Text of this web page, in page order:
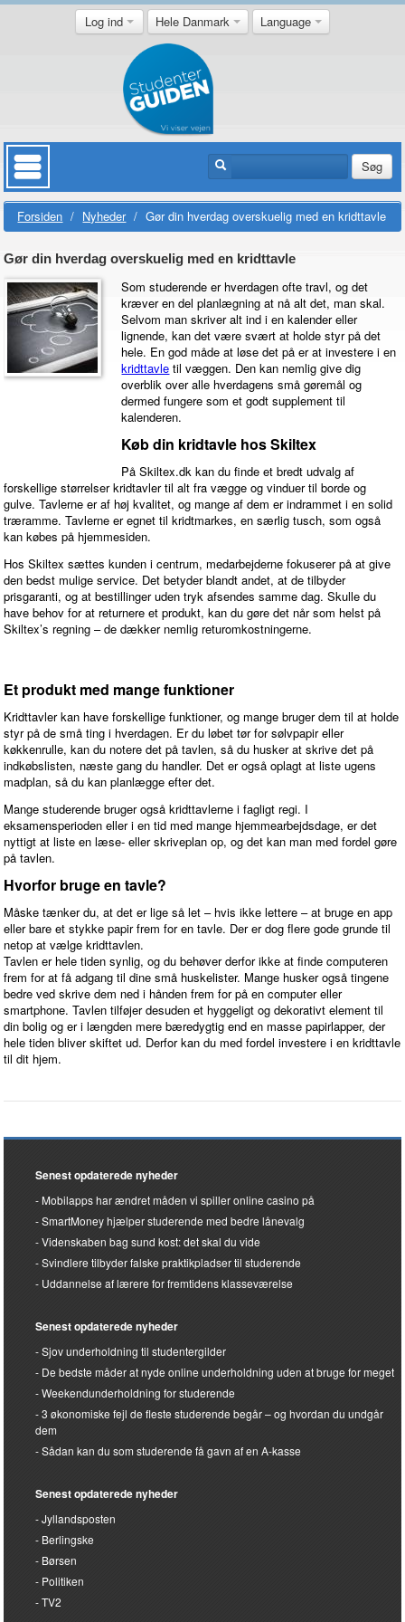
Log ind Hele Danmark Language
Søg
Forsiden / Nyheder / Gør din hverdag overskuelig med en kridttavle
Gør din hverdag overskuelig med en kridttavle
Som studerende er hverdagen ofte travl, og det
kræver en del planlægning at nå alt det, man skal.
Selvom man skriver alt ind i en kalender eller
lignende, kan det være svært at holde styr på det
hele. En god måde at løse det på er at investere i en
kridttavle til væggen. Den kan nemlig give dig
overblik over alle hverdagens små gøremål og
dermed fungere som et godt supplement til
kalenderen.
Køb din kridtavle hos Skiltex
På Skiltex.dk kan du finde et bredt udvalg af
forskellige størrelser kridtavler til alt fra vægge og vinduer til borde og
gulve. Tavlerne er af høj kvalitet, og mange af dem er indrammet i en solid
træramme. Tavlerne er egnet til kridtmarkes, en særlig tusch, som også
kan købes på hjemmesiden.
Hos Skiltex sættes kunden i centrum, medarbejderne fokuserer på at give
den bedst mulige service. Det betyder blandt andet, at de tilbyder
prisgaranti, og at bestillinger uden tryk afsendes samme dag. Skulle du
have behov for at returnere et produkt, kan du gøre det når som helst på
Skiltex’s regning – de dækker nemlig returomkostningerne.
Et produkt med mange funktioner
Kridttavler kan have forskellige funktioner, og mange bruger dem til at holde
styr på de små ting i hverdagen. Er du løbet tør for sølvpapir eller
køkkenrulle, kan du notere det på tavlen, så du husker at skrive det på
indkøbslisten, næste gang du handler. Det er også oplagt at liste ugens
madplan, så du kan planlægge efter det.
Mange studerende bruger også kridttavlerne i fagligt regi. I
eksamensperioden eller i en tid med mange hjemmearbejdsdage, er det
nyttigt at liste en læse- eller skriveplan op, og det kan man med fordel gøre
på tavlen.
Hvorfor bruge en tavle?
Måske tænker du, at det er lige så let – hvis ikke lettere – at bruge en app
eller bare et stykke papir frem for en tavle. Der er dog flere gode grunde til
netop at vælge kridttavlen.
Tavlen er hele tiden synlig, og du behøver derfor ikke at finde computeren
frem for at få adgang til dine små huskelister. Mange husker også tingene
bedre ved skrive dem ned i hånden frem for på en computer eller
smartphone. Tavlen tilføjer desuden et hyggeligt og dekorativt element til
din bolig og er i længden mere bæredygtig end en masse papirlapper, der
hele tiden bliver skiftet ud. Derfor kan du med fordel investere i en kridttavle
til dit hjem.
Senest opdaterede nyheder
Mobilapps har ændret måden vi spiller online casino på
SmartMoney hjælper studerende med bedre lånevalg
Videnskaben bag sund kost: det skal du vide
Svindlere tilbyder falske praktikpladser til studerende
Uddannelse af lærere for fremtidens klasseværelse
Senest opdaterede nyheder
Sjov underholdning til studentergilder
De bedste måder at nyde online underholdning uden at bruge for meget
Weekendunderholdning for studerende
3 økonomiske fejl de fleste studerende begår – og hvordan du undgår
dem
Sådan kan du som studerende få gavn af en A-kasse
Senest opdaterede nyheder
Jyllandsposten
Berlingske
Børsen
Politiken
TV2